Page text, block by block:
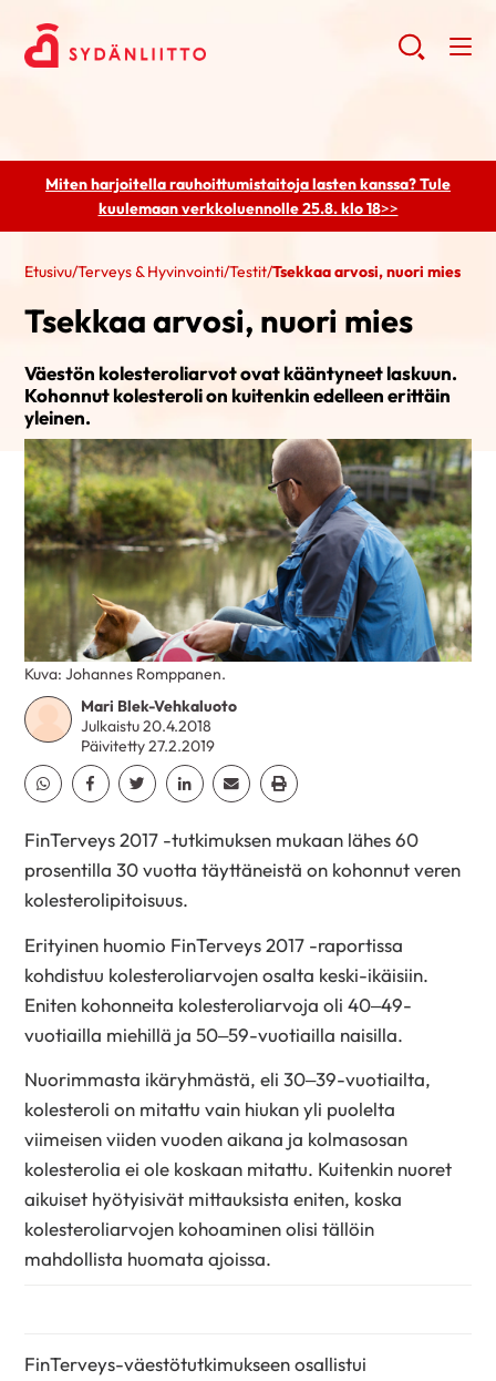
Miten harjoitella rauhoittumistaitoja lasten kanssa? Tule
kuulemaanverkkoluennolle 25.8. klo 18>>
Etusivu/Terveys & Hyvinvointi/Testit/​Tsekkaa arvosi, nuori mies
​Tsekkaa arvosi, nuori mies
Väestön kolesteroliarvot ovat kääntyneet laskuun.
Kohonnut kolesteroli on kuitenkin edelleen erittäin
yleinen.
Mari Blek-Vehkaluoto
Julkaistu 20.4.2018
Päivitetty 27.2.2019
Jaa Whatsapp
Jaa Facebook
Jaa TwitterJaa Linkedin
Jaa EmailJaa Print
Kuva: Johannes Romppanen.
FinTerveys 2017 -tutkimuksen mukaan lähes 60
prosentilla 30 vuotta täyttäneistä on kohonnut veren
kolesterolipitoisuus.
Erityinen huomio FinTerveys 2017 -raportissa
kohdistuu kolesteroliarvojen osalta keski-ikäisiin.
Eniten kohonneita kolesteroliarvoja oli 40–49-
vuotiailla miehillä ja 50–59-vuotiailla naisilla.
Nuorimmasta ikäryhmästä, eli 30–39-vuotiailta,
kolesteroli on mitattu vain hiukan yli puolelta
viimeisen viiden vuoden aikana ja kolmasosan
kolesterolia ei ole koskaan mitattu. Kuitenkin nuoret
aikuiset hyötyisivät mittauksista eniten, koska
kolesteroliarvojen kohoaminen olisi tällöin
mahdollista huomata ajoissa.
FinTerveys-väestötutkimukseen osallistui